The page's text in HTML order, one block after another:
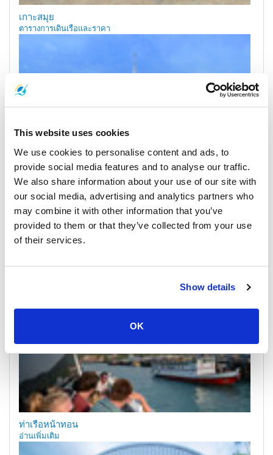
This website uses cookies
We use cookies to personalise content and ads, to
provide social media features and to analyse our traffic.
We also share information about your use of our site with
our social media, advertising and analytics partners who
may combine it with other information that you’ve
provided to them or that they’ve collected from your use
of their services.
Show details
OK
เกาะสมุย
ตารางการเดินเรือและราคา
เมืองสุราษฎร์ธานี
ตารางการเดินเรือและราคา
ท่าเรือและจุดรับส่ง
ท่าเรือหน้าทอน
อ่านเพิ่มเติม